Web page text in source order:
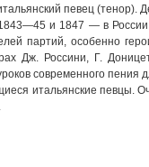
певец (тенор).
и 1847 — в
партий, особенно
Дж. Россини, Г.
современного пения
итальянские певцы.